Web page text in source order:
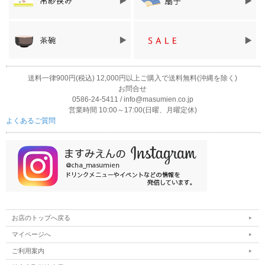
送料一律900円(税込) 12,000円以上ご購入で送料無料(沖縄を除く)
お問合せ
0586-24-5411 / info@masumien.co.jp
営業時間 10:00～17:00(日曜、月曜定休)
よくあるご質問
お店のトップへ戻る
マイページへ
ご利用案内